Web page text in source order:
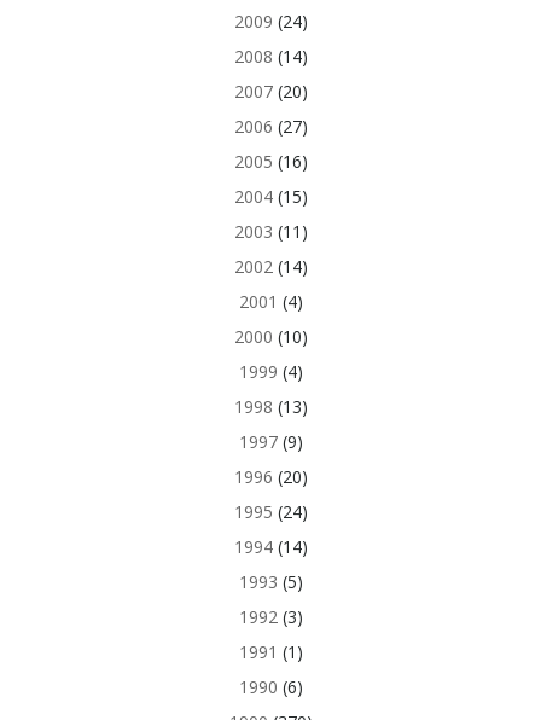
2009 (24)
2008 (14)
2007(20)
2006 (27)
2005 (16)
2004(15)
2003 (11)
2002(14)
2001 (4)
2000 (10)
1999 (4)
1998 (13)
1997(9)
1996 (20)
1995 (24)
1994(14)
1993 (5)
1992(3)
1991 (1)
1990 (6)